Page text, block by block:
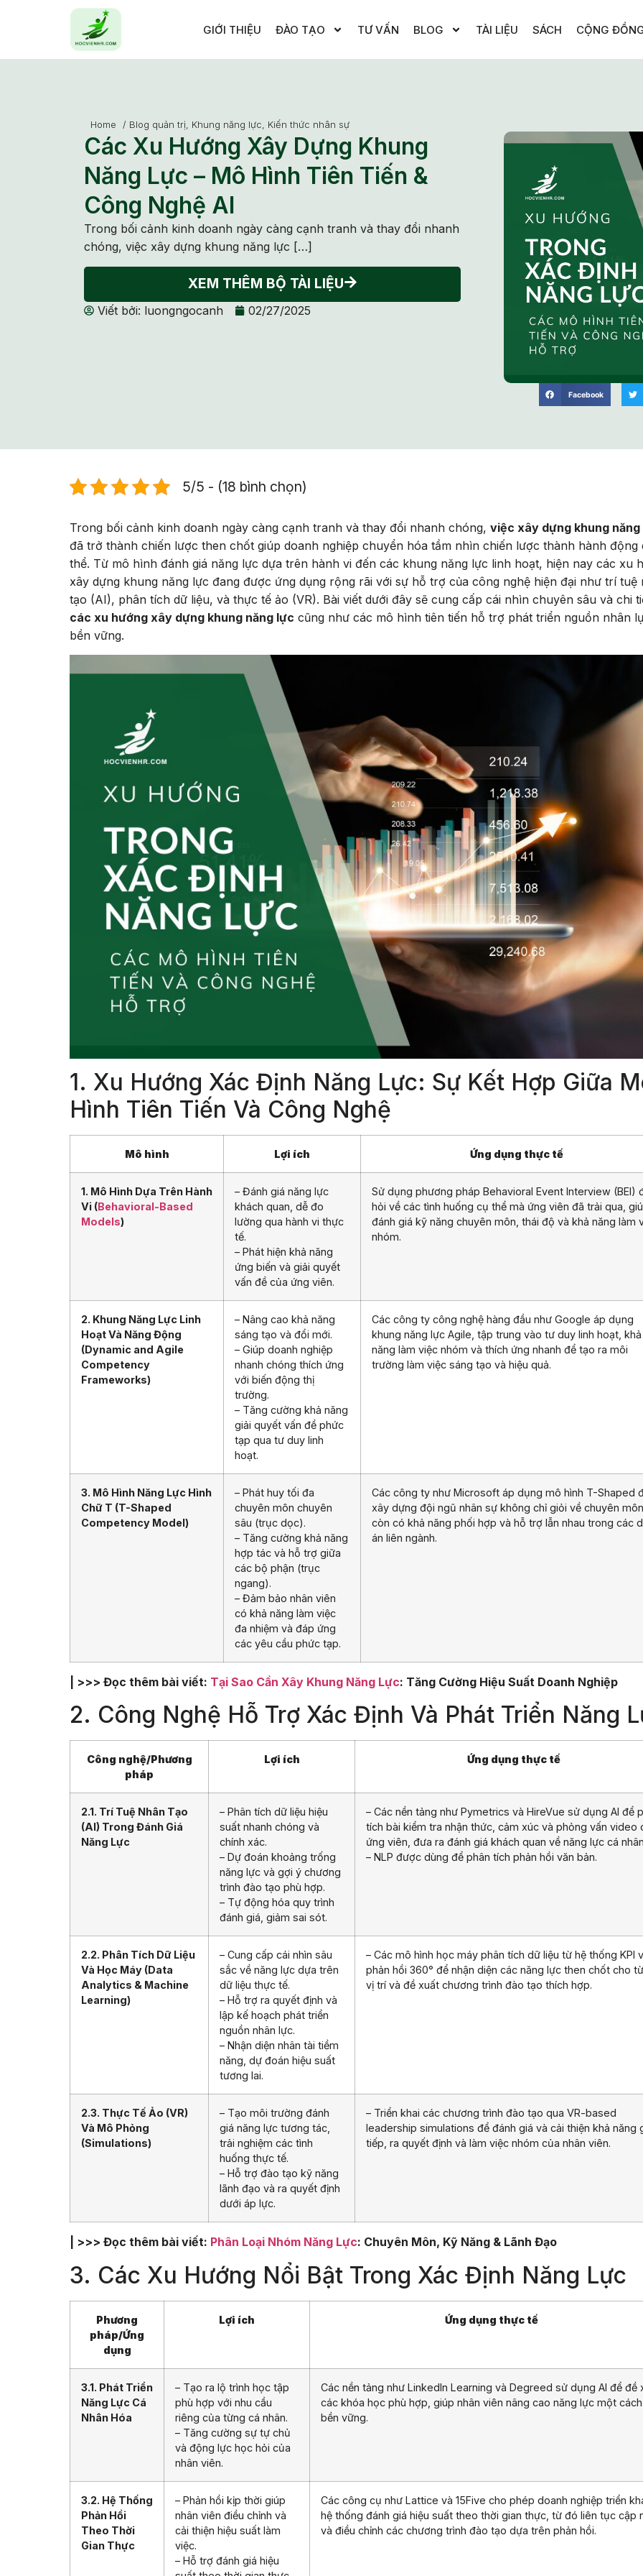
GIỚI THIỆU ĐÀO TẠO TƯ VẤN BLOG TÀI LIỆU SÁCH CỘNG
Home / Blog quản trị, Khung năng lực, Kiến thức nhân sự
Các Xu Hướng Xây Dựng Khung
Năng Lực – Mô Hình Tiên Tiến &
Công Nghệ AI
Trong bối cảnh kinh doanh ngày càng cạnh tranh và thay đổi nhanh
chóng, việc xây dựng khung năng lực […]
XEM THÊM BỘ TÀI LIỆU
Viết bởi: luongngocanh 02/27/2025
Facebook
5/5 - (18 bình chọn)
Trong bối cảnh kinh doanh ngày càng cạnh tranh và thay đổi nhanh chóng, việc xây dựng khung năng
đã trở thành chiến lược then chốt giúp doanh nghiệp chuyển hóa tầm nhìn chiến lược thành hành động
thể. Từ mô hình đánh giá năng lực dựa trên hành vi đến các khung năng lực linh hoạt, hiện nay các xu
xây dựng khung năng lực đang được ứng dụng rộng rãi với sự hỗ trợ của công nghệ hiện đại như trí tuệ
tạo (AI), phân tích dữ liệu, và thực tế ảo (VR). Bài viết dưới đây sẽ cung cấp cái nhìn chuyên sâu và chi
các xu hướng xây dựng khung năng lực cũng như các mô hình tiên tiến hỗ trợ phát triển nguồn nhân
bền vững.
1. Xu Hướng Xác Định Năng Lực: Sự Kết Hợp Giữa
Hình Tiên Tiến Và Công Nghệ
Mô hình Lợi ích Ứng dụng thực tế
1. Mô Hình Dựa Trên Hành
Vi (Behavioral-Based
Models)
– Đánh giá năng lực
khách quan, dễ đo
lường qua hành vi thực
tế.
– Phát hiện khả năng
ứng biến và giải quyết
vấn đề của ứng viên.
Sử dụng phương pháp Behavioral Event Interview (BEI)
hỏi về các tình huống cụ thể mà ứng viên đã trải qua,
đánh giá kỹ năng chuyên môn, thái độ và khả năng làm
nhóm.
2. Khung Năng Lực Linh
Hoạt Và Năng Động
(Dynamic and Agile
Competency
Frameworks)
– Nâng cao khả năng
sáng tạo và đổi mới.
– Giúp doanh nghiệp
nhanh chóng thích ứng
với biến động thị
trường.
– Tăng cường khả năng
giải quyết vấn đề phức
tạp qua tư duy linh
hoạt.
Các công ty công nghệ hàng đầu như Google áp dụng
khung năng lực Agile, tập trung vào tư duy linh hoạt, khả
năng làm việc nhóm và thích ứng nhanh để tạo ra môi
trường làm việc sáng tạo và hiệu quả.
3. Mô Hình Năng Lực Hình
Chữ T (T-Shaped
Competency Model)
– Phát huy tối đa
chuyên môn chuyên
sâu (trục dọc).
– Tăng cường khả năng
hợp tác và hỗ trợ giữa
các bộ phận (trục
ngang).
– Đảm bảo nhân viên
có khả năng làm việc
đa nhiệm và đáp ứng
các yêu cầu phức tạp.
Các công ty như Microsoft áp dụng mô hình T-Shaped
xây dựng đội ngũ nhân sự không chỉ giỏi về chuyên
còn có khả năng phối hợp và hỗ trợ lẫn nhau trong các
án liên ngành.
| >>> Đọc thêm bài viết: Tại Sao Cần Xây Khung Năng Lực: Tăng Cường Hiệu Suất Doanh Nghiệp
2. Công Nghệ Hỗ Trợ Xác Định Và Phát Triển Năng
Công nghệ/Phương
pháp
Lợi ích Ứng dụng thực tế
2.1. Trí Tuệ Nhân Tạo
(AI) Trong Đánh Giá
Năng Lực
– Phân tích dữ liệu hiệu
suất nhanh chóng và
chính xác.
– Dự đoán khoảng trống
năng lực và gợi ý chương
trình đào tạo phù hợp.
– Tự động hóa quy trình
đánh giá, giảm sai sót.
– Các nền tảng như Pymetrics và HireVue sử dụng AI để
tích bài kiểm tra nhận thức, cảm xúc và phỏng vấn video
ứng viên, đưa ra đánh giá khách quan về năng lực cá
– NLP được dùng để phân tích phản hồi văn bản.
2.2. Phân Tích Dữ Liệu
Và Học Máy (Data
Analytics & Machine
Learning)
– Cung cấp cái nhìn sâu
sắc về năng lực dựa trên
dữ liệu thực tế.
– Hỗ trợ ra quyết định và
lập kế hoạch phát triển
nguồn nhân lực.
– Nhận diện nhân tài tiềm
năng, dự đoán hiệu suất
tương lai.
– Các mô hình học máy phân tích dữ liệu từ hệ thống KPI
phản hồi 360° để nhận diện các năng lực then chốt cho
vị trí và đề xuất chương trình đào tạo thích hợp.
2.3. Thực Tế Ảo (VR)
Và Mô Phỏng
(Simulations)
– Tạo môi trường đánh
giá năng lực tương tác,
trải nghiệm các tình
huống thực tế.
– Hỗ trợ đào tạo kỹ năng
lãnh đạo và ra quyết định
dưới áp lực.
– Triển khai các chương trình đào tạo qua VR-based
leadership simulations để đánh giá và cải thiện khả năng
tiếp, ra quyết định và làm việc nhóm của nhân viên.
| >>> Đọc thêm bài viết: Phân Loại Nhóm Năng Lực: Chuyên Môn, Kỹ Năng & Lãnh Đạo
3. Các Xu Hướng Nổi Bật Trong Xác Định Năng Lực
Phương
pháp/Ứng
dụng
Lợi ích Ứng dụng thực tế
3.1. Phát Triển
Năng Lực Cá
Nhân Hóa
– Tạo ra lộ trình học tập
phù hợp với nhu cầu
riêng của từng cá nhân.
– Tăng cường sự tự chủ
và động lực học hỏi của
nhân viên.
Các nền tảng như LinkedIn Learning và Degreed sử dụng AI để đề
các khóa học phù hợp, giúp nhân viên nâng cao năng lực một cách
bền vững.
3.2. Hệ Thống
Phản Hồi
Theo Thời
Gian Thực
– Phản hồi kịp thời giúp
nhân viên điều chỉnh và
cải thiện hiệu suất làm
việc.
– Hỗ trợ đánh giá hiệu
Các công cụ như Lattice và 15Five cho phép doanh nghiệp triển
hệ thống đánh giá hiệu suất theo thời gian thực, từ đó liên tục cập
và điều chỉnh các chương trình đào tạo dựa trên phản hồi.